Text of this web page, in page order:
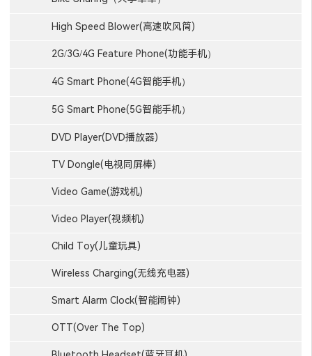
High Speed Blower(高速吹风筒)
2G/3G/4G Feature Phone(功能手机）
4G Smart Phone(4G智能手机）
5G Smart Phone(5G智能手机）
DVD Player(DVD播放器)
TV Dongle(电视同屏棒)
Video Game(游戏机)
Video Player(视频机)
Child Toy(儿童玩具)
Wireless Charging(无线充电器)
Smart Alarm Clock(智能闹钟)
OTT(Over The Top)